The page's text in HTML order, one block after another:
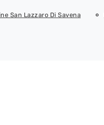
San Lazzaro Di Savena